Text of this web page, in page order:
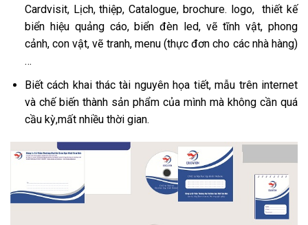
Cardvisit, Lịch, thiệp, Catalogue, brochure. logo, thiết kế
biển hiệu quảng cáo, biển đèn led, vẽ tĩnh vật, phong
cảnh, con vật, vẽ tranh, menu (thực đơn cho các nhà hàng)
…
Biết cách khai thác tài nguyên họa tiết, mẫu trên internet
và chế biến thành sản phẩm của mình mà không cần quá
cầu kỳ,mất nhiều thời gian.